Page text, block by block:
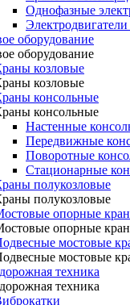
Однофазные
оборудование
оборудование
козловые
козловые
консольные
консольные
Настенные
Передвижные
Поворотные
Стационарные
полукозловые
полукозловые
опорные
опорные
мостовые
мостовые
техника
техника